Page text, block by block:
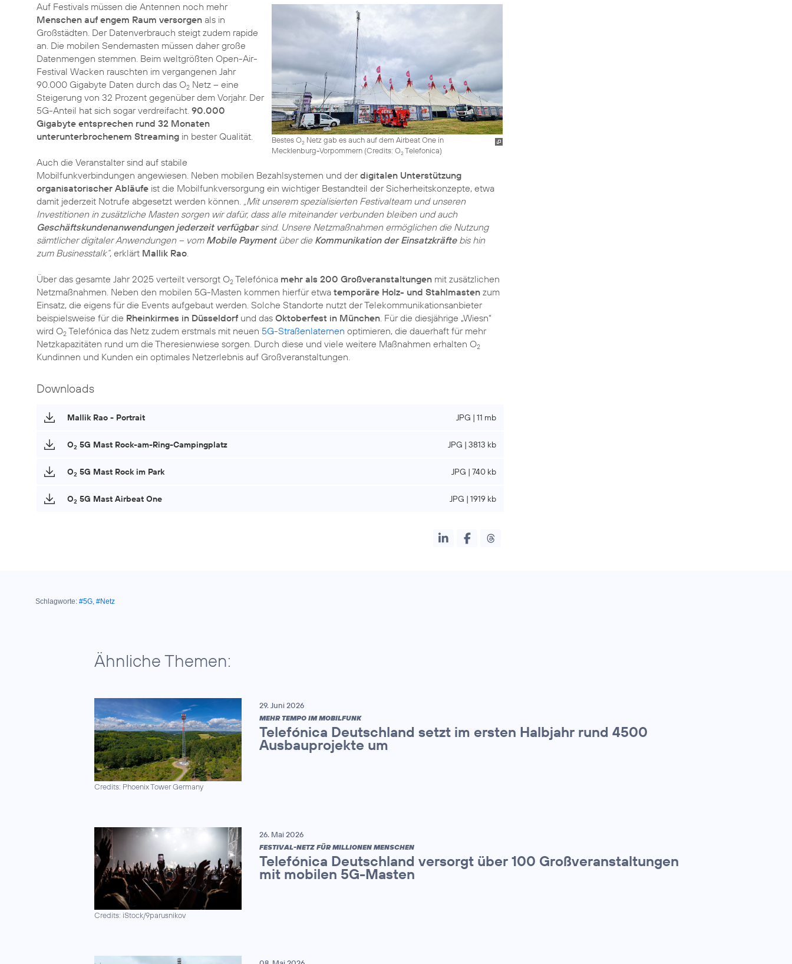
Bestes O2Netz gab es auch auf dem Airbeat One in
Mecklenburg-Vorpommern (Credits: O2Telefonica)
Auf Festivals müssen die Antennen noch mehr
Menschen auf engem Raum versorgen als in
Großstädten. Der Datenverbrauch steigt zudem rapide
an. Die mobilen Sendemasten müssen daher große
Datenmengen stemmen. Beim weltgrößten Open-Air-
Festival Wacken rauschten im vergangenen Jahr
90.000 Gigabyte Daten durch das O2 Netz – eine
Steigerung von 32 Prozent gegenüber dem Vorjahr. Der
5G-Anteil hat sich sogar verdreifacht. 90.000
Gigabyte entsprechen rund 32 Monaten
unterunterbrochenem Streaming in bester Qualität.
Auch die Veranstalter sind auf stabile
Mobilfunkverbindungen angewiesen. Neben mobilen Bezahlsystemen und derdigitalen Unterstützung
organisatorischer Abläufe ist die Mobilfunkversorgung ein wichtiger Bestandteil der Sicherheitskonzepte, etwa
damit jederzeit Notrufe abgesetzt werden können. „Mit unserem spezialisierten Festivalteam und unseren
Investitionen in zusätzliche Masten sorgen wir dafür, dass alle miteinander verbunden bleiben und auch
Geschäftskundenanwendungen jederzeit verfügbarsind. Unsere Netzmaßnahmen ermöglichen die Nutzung
sämtlicher digitaler Anwendungen – vom Mobile Paymentüber die Kommunikation der Einsatzkräftebis hin
zum Businesstalk“, erklärt Mallik Rao.
Über das gesamte Jahr 2025 verteilt versorgt O2 Telefónica mehr als 200 Großveranstaltungen mit zusätzlichen
Netzmaßnahmen. Neben den mobilen 5G-Masten kommen hierfür etwa temporäre Holz- und Stahlmasten zum
Einsatz, die eigens für die Events aufgebaut werden. Solche Standorte nutzt der Telekommunikationsanbieter
beispielsweise für die Rheinkirmes in Düsseldorf und das Oktoberfest in München. Für die diesjährige „Wiesn“
wird O2 Telefónica das Netz zudem erstmals mit neuen 5G-Straßenlaternen optimieren, die dauerhaft für mehr
Netzkapazitäten rund um die Theresienwiese sorgen. Durch diese und viele weitere Maßnahmen erhalten O2
Kundinnen und Kunden ein optimales Netzerlebnis auf Großveranstaltungen.
Downloads
Mallik Rao - Portrait JPG | 11 mb
O2 5G Mast Rock-am-Ring-Campingplatz JPG | 3813 kb
O2 5G Mast Rock im Park JPG | 740 kb
O2 5G Mast Airbeat One JPG | 1919 kb
Schlagworte: #5G, #Netz
Ähnliche Themen:
Credits: Phoenix Tower Germany
29. Juni 2026
MEHR TEMPO IM MOBILFUNK
Telefónica Deutschland setzt im ersten Halbjahr rund 4500
Ausbauprojekte um
Credits: iStock/9parusnikov
26. Mai 2026
FESTIVAL-NETZ FÜR MILLIONEN MENSCHEN
Telefónica Deutschland versorgt über 100 Großveranstaltungen
mit mobilen 5G-Masten